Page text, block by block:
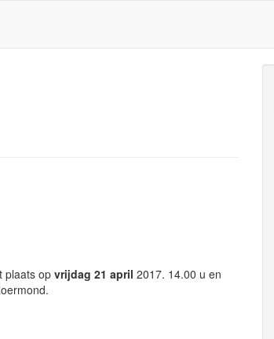
plaats op vrijdag 21 april 2017. 14.00 u en